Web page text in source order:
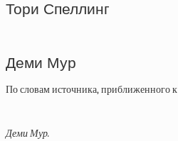
Тори Спеллинг
Деми Мур
По словам источника, приближенного к
Деми Мур.